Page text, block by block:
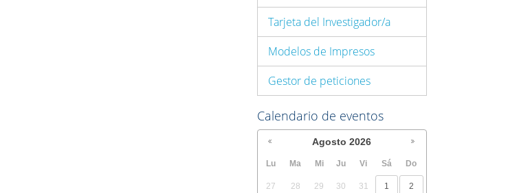
Tarjeta del Investigador/a
Modelos de Impresos
Gestor de peticiones
Calendario de eventos
Agosto 2026
Lu Ma Mi Ju Vi Sá Do
27 28 29 30 31 1 2